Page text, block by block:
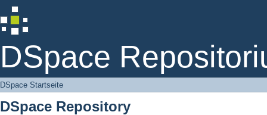
DSpace
DSpace Startseite
DSpace Startseite
DSpace Repository